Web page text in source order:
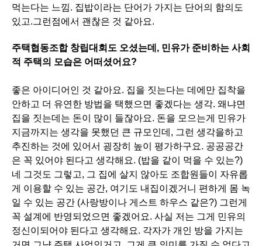
먹는다는 느낌. 집밥이라는 단어가 가지는 단어의 함의도
있고.그런점에서 괜찮은 것 같아요.
주택협동조합 창립대회도 오셨는데, 민유가 준비하는 사회
적 주택의 모습은 어떠셨어요?
좋은 아이디어인 것 같아요. 집을 짓는다는 데에만 집착을
안하고 더 유연한 방법을 택했으면 좋겠다는 생각. 왜냐면
집을 짓는데는 돈이 많이 들잖아요. 돈을 모으는게 민유가
지금까지는 생각을 못했던 큰 규모인데, 그런 생각을하고
추진하는 것에 있어서 굉장히 높이 평가하구요. 공공공간
은 꼭 있어야 된다고 생각해요. (밥을 같이 먹을 수 있는?)
네 그것도 그렇고, 그 집에 살지 않아도 조합원들이 자유롭
게 이용할 수 있는 공간, 여기도 내집이겠거니 편하게 몸 녹
일 수 있는 공간 (사랑방이나 게스트 하우스 같은?) 그런게
꼭 설계에 반영되었으면 좋겠어요. 사실 저는 그게 민유의
정신이되어야 된다고 생각해요. 각자가 개인 방을 가지는